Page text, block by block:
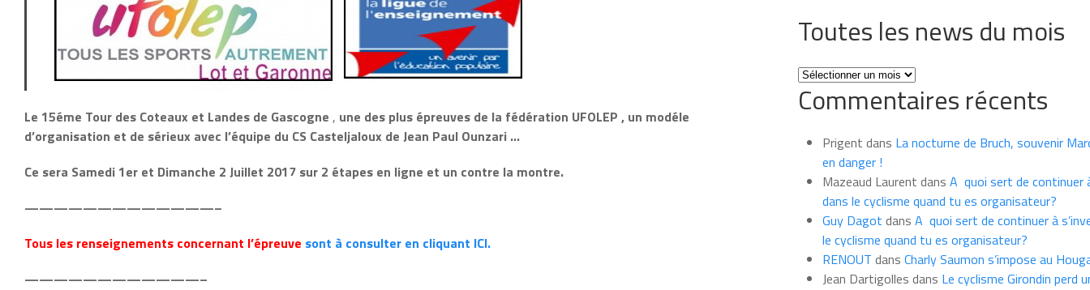
Le 15éme Tour des Coteaux et Landes de Gascogne , une des plus épreuves de la fédération UFOLEP , un modéle
d’organisation et de sérieux avec l’équipe du CS Casteljaloux de Jean Paul Ounzari …
Ce sera Samedi 1er et Dimanche 2 Juillet 2017 sur 2 étapes en ligne et un contre la montre.
—————————————–
Tous les renseignements concernant l’épreuve sont à consulter en cliquant ICI.
————————————–
Toutes les news du mois
Toutes
les
news
mois
Commentaires récents
Prigent dans La nocturne de Bruch, souvenir
en danger !
Mazeaud Laurent dans A quoi sert de continuer
dans le cyclisme quand tu es organisateur?
Guy Dagot dans A quoi sert de continuer à
le cyclisme quand tu es organisateur?
RENOUT dans Charly Saumon s’impose au
Jean Dartigolles dans Le cyclisme Girondin perd